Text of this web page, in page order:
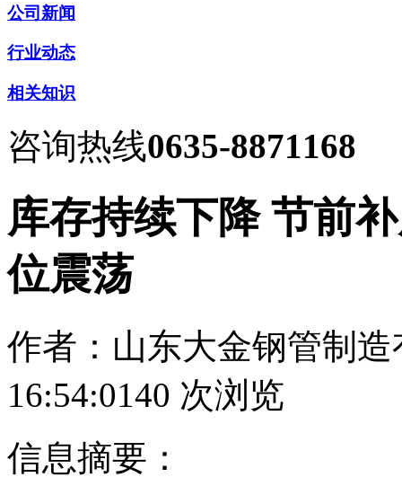
公司新闻
行业动态
相关知识
咨询热线0635-8871168
库存持续下降 节前
位震荡
作者：山东大金钢管制
16:54:0140 次浏览
信息摘要：